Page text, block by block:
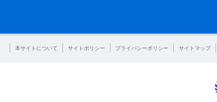
本サイトについて サイトポリシー プライバシーポリシー サイトマップ